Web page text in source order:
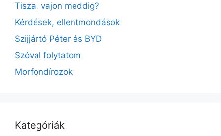
Tisza, vajon meddig?
Kérdések, ellentmondások
Szijjártó Péter és BYD
Szóval folytatom
Morfondírozok
Kategóriák